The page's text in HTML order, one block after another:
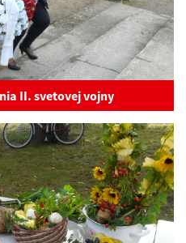
II. svetovej vojny